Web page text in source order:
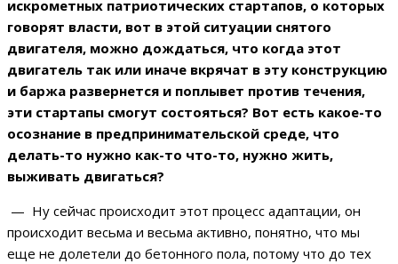
искрометных патриотических стартапов, о которых
говорят власти, вот в этой ситуации снятого
двигателя, можно дождаться, что когда этот
двигатель так или иначе вкрячат в эту конструкцию
и баржа развернется и поплывет против течения,
эти стартапы смогут состояться? Вот есть какое-то
осознание в предпринимательской среде, что
делать-то нужно как-то что-то, нужно жить,
выживать двигаться?
— Ну сейчас происходит этот процесс адаптации, он
происходит весьма и весьма активно, понятно, что мы
еще не долетели до бетонного пола, потому что до тех